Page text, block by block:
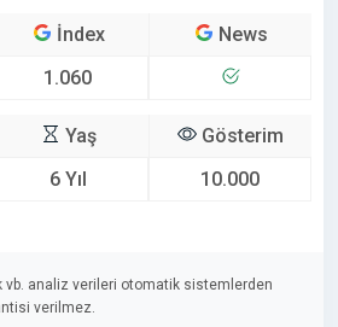
İndex
1.060
News
Yaş
6 Yıl
Gösterim
10.000
vb. analiz verileri otomatik sistemlerden
verilmez.